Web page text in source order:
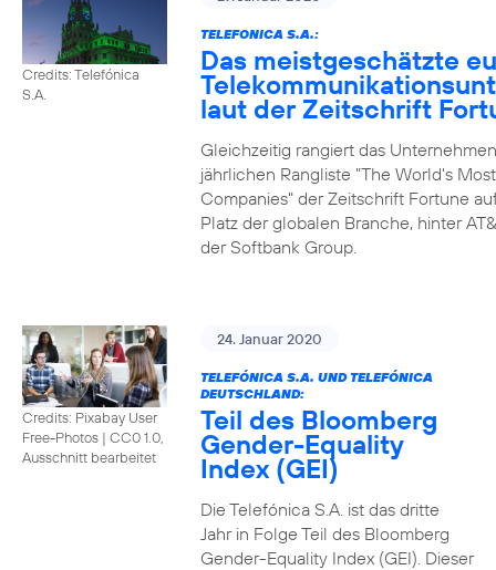
Credits: Telefónica
S.A.
TELEFONICA S.A.:
Das meistgeschätzte
laut der Zeitschrift
Gleichzeitig rangiert das
jährlichen Rangliste "The World's
Companies" der Zeitschrift Fortune
Platz der globalen Branche, hinter
der Softbank Group.
Credits: Pixabay User
Free-Photos | CC0 1.0,
Ausschnitt bearbeitet
24. Januar 2020
TELEFÓNICA S.A. UND TELEFÓNICA
DEUTSCHLAND:
Teil des Bloomberg
Gender-Equality
Index (GEI)
Die Telefónica S.A. ist das dritte
Jahr in Folge Teil des Bloomberg
Gender-Equality Index (GEI). Dieser